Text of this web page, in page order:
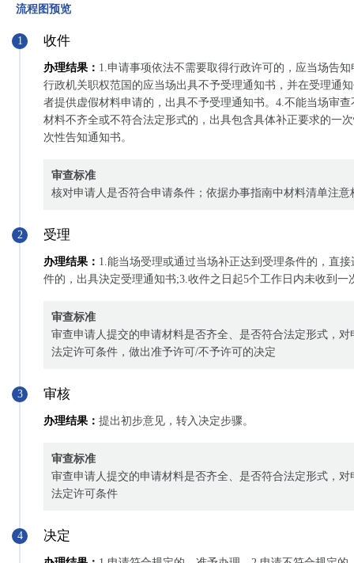
流程图预览
1 收件
办理结果： 1.申请事项依法不需要取得行政许可的，应当场告
行政机关职权范国的应当场出具不予受理通知书，并在受理通
者提供虚假材料申请的，出具不予受理通知书。4.不能当场审
材料不齐全或不符合法定形式的，出具包含具体补正要求的一
次性告知通知书。
审查标准
核对申请人是否符合申请条件；依据办事指南中材料清单注
2 受理
办理结果： 1.能当场受理或通过当场补正达到受理条件的，直
件的，出具決定受理通知书;3.收件之日起5个工作日内未收到
审查标准
审查申请人提交的申请材料是否齐全、是否符合法定形式，
法定许可条件，做出准予许可/不予许可的决定
3 审核
办理结果： 提出初步意见，转入决定步骤。
审查标准
审查申请人提交的申请材料是否齐全、是否符合法定形式，
法定许可条件
4 决定